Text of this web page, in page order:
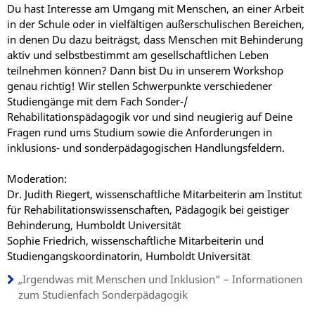
Du hast Interesse am Umgang mit Menschen, an einer Arbeit
in der Schule oder in vielfältigen außerschulischen Bereichen,
in denen Du dazu beiträgst, dass Menschen mit Behinderung
aktiv und selbstbestimmt am gesellschaftlichen Leben
teilnehmen können? Dann bist Du in unserem Workshop
genau richtig! Wir stellen Schwerpunkte verschiedener
Studiengänge mit dem Fach Sonder-/
Rehabilitationspädagogik vor und sind neugierig auf Deine
Fragen rund ums Studium sowie die Anforderungen in
inklusions- und sonderpädagogischen Handlungsfeldern.
Moderation:
Dr. Judith Riegert, wissenschaftliche Mitarbeiterin am Institut
für Rehabilitationswissenschaften, Pädagogik bei geistiger
Behinderung, Humboldt Universität
Sophie Friedrich, wissenschaftliche Mitarbeiterin und
Studiengangskoordinatorin, Humboldt Universität
„Irgendwas mit Menschen und Inklusion“ – Informationen
zum Studienfach Sonderpädagogik